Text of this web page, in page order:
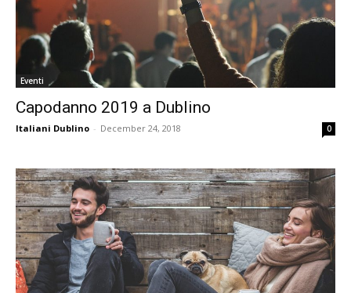
Eventi
Capodanno 2019 a Dublino
Italiani Dublino - December 24, 2018 0